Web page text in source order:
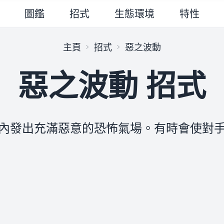
圖鑑 招式 生態環境 特性
主頁 招式 惡之波動
惡之波動 招式
發出充滿惡意的恐怖氣場。有時會使對